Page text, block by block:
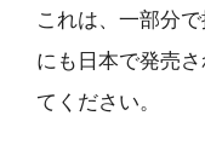
これは、一部分
にも日本で発売
てください。